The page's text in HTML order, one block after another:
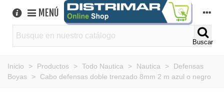
MENÚ
Buscar
Inicio > Productos > Todo Nautica > Nautica >
Defensas
Boyas
> Cabo defensas doble trenzado 8mm 2 m azul o negro